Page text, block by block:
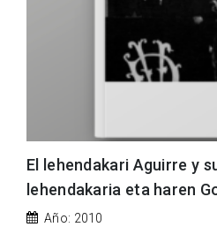
El lehendakari Aguirre y
lehendakaria eta haren
Año: 2010